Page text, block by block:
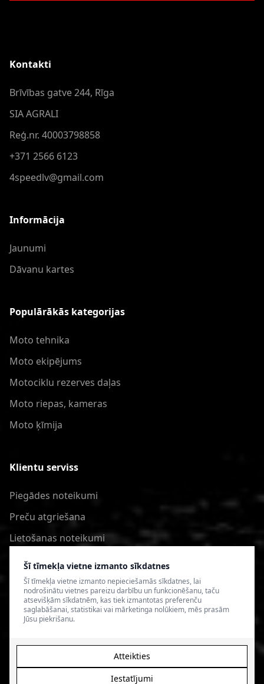
Šī tīmekļa vietne izmanto sīkdatnes
Šī tīmekļa vietne izmanto nepieciešamās sīkdatnes, lai
nodrošinātu vietnes pareizu darbību un funkcionēšanu, taču
atsevišķām sīkdatnēm, kas tiek izmantotas preferenču
saglabāšanai, statistikai vai mārketinga nolūkiem, mēs prasām
Jūsu piekrišanu.
Iestatījumi
Atteikties
Kontakti
Brīvības gatve 244, Rīga
SIA AGRALI
Reģ.nr. 40003798858
+371 2566 6123
4speedlv@gmail.com
Informācija
Jaunumi
Dāvanu kartes
Populārākās kategorijas
Moto tehnika
Moto ekipējums
Motociklu rezerves daļas
Moto riepas, kameras
Moto ķīmija
Klientu serviss
Piegādes noteikumi
Preču atgriešana
Lietošanas noteikumi
Privātuma politika
© 2026 4SPEED.LV. Visas tiesības aizsargātas.